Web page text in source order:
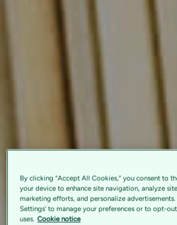
By clicking “Accept All Cookies,” you consent to
your device to enhance site navigation, analyze
marketing efforts, and personalize
Settings' to manage your preferences or to opt-
uses. Cookie notice